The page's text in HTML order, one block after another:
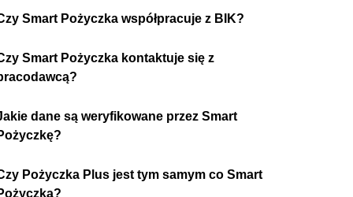
Smart Pożyczka współpracuje z BIK?
Smart Pożyczka kontaktuje się z
dane są weryfikowane przez Smart
Pożyczka Plus jest tym samym co Smart